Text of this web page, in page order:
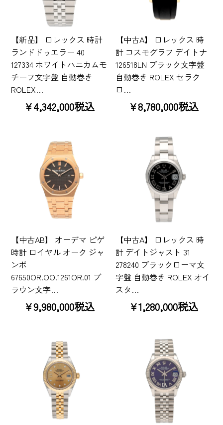
【新品】 ロレックス 時計
ランドドゥエラー 40
127334 ホワイトハニカムモ
チーフ文字盤 自動巻き
ROLEX…
¥4,342,000税込
【中古A】 ロレックス 時
計 コスモグラフ デイトナ
126518LN ブラック文字盤
自動巻き ROLEX セラク
ロ…
¥8,780,000税込
【中古AB】 オーデマ ピゲ
時計 ロイヤル オーク ジャ
ンボ
67650OR.OO.1261OR.01 ブ
ラウン文字…
¥9,980,000税込
【中古A】 ロレックス 時
計 デイトジャスト 31
278240 ブラックローマ文
字盤 自動巻き ROLEX オイ
スタ…
¥1,280,000税込